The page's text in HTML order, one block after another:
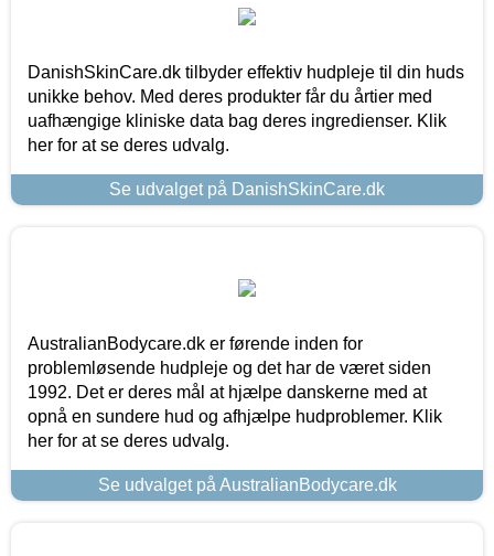
DanishSkinCare.dk tilbyder effektiv hudpleje til din huds
unikke behov. Med deres produkter får du årtier med
uafhængige kliniske data bag deres ingredienser. Klik
her for at se deres udvalg.
Se udvalget på DanishSkinCare.dk
AustralianBodycare.dk er førende inden for
problemløsende hudpleje og det har de været siden
1992. Det er deres mål at hjælpe danskerne med at
opnå en sundere hud og afhjælpe hudproblemer. Klik
her for at se deres udvalg.
Se udvalget på AustralianBodycare.dk